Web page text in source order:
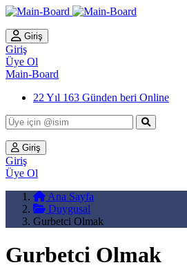
Giriş
Giriş
Üye Ol
Main-Board
22 Yıl 163 Günden beri Online
Giriş
Giriş
Üye Ol
Ana Sayfa
Duygusal
Gurbetci Olmak
Gurbetci Olmak